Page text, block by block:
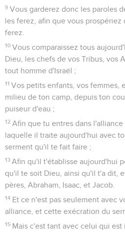
9 Vous garderez donc les paroles
les ferez, afin que vous prospériez
ferez.
10 Vous comparaissez tous
Dieu, les chefs de vos Tribus, vos
tout homme d'Israël ;
11 Vos petits enfants, vos femmes,
milieu de ton camp, depuis ton
puiseur d'eau ;
12 Afin que tu entres dans l'alliance
laquelle il traite aujourd'hui avec
serment qu'il te fait faire ;
13 Afin qu'il t'établisse aujourd'hui
qu'il te soit Dieu, ainsi qu'il t'a dit,
pères, Abraham, Isaac, et Jacob.
14 Et ce n'est pas seulement avec
alliance, et cette exécration du
15 Mais c'est tant avec celui qui